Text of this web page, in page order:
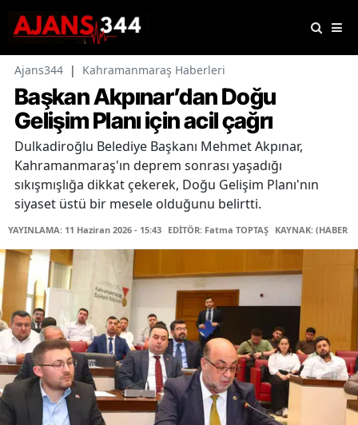
Ajans344 | Kahramanmaraş Haberleri
Başkan Akpınar’dan Doğu
Gelişim Planı için acil çağrı
Dulkadiroğlu Belediye Başkanı Mehmet Akpınar,
Kahramanmaraş'ın deprem sonrası yaşadığı
sıkışmışlığa dikkat çekerek, Doğu Gelişim Planı'nın
siyaset üstü bir mesele olduğunu belirtti.
YAYINLAMA: 11 Haziran 2026 - 15:43 EDİTÖR: Fatma TOPTAŞ KAYNAK: (HABER